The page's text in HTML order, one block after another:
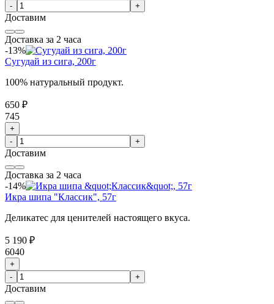
-
+
Доставим
Доставка за 2 часа
-13%
Сугудай из сига, 200г
100% натуральный продукт.
650 ₽
745
+
-
+
Доставим
Доставка за 2 часа
-14%
Икра шипа "Классик", 57г
Деликатес для ценителей настоящего вкуса.
5 190 ₽
6040
+
-
+
Доставим